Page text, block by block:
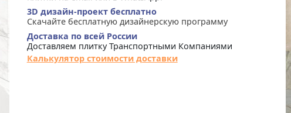
3D дизайн-проект бесплатно
Скачайте бесплатную дизайнерскую программу
Доставка по всей России
Доставляем плитку Транспортными Компаниями
Калькулятор стоимости доставки